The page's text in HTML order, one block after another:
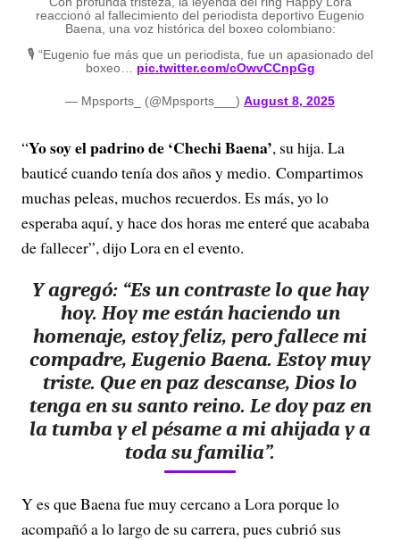
reaccionó al fallecimiento del periodista deportivo Eugenio
Baena, una voz histórica del boxeo colombiano:
🎙️ “Eugenio fue más que un periodista, fue un apasionado del
boxeo… pic.twitter.com/cOwvCCnpGg
— Mpsports_ (@Mpsports___) August 8, 2025
“Yo soy el padrino de ‘Chechi Baena’, su hija. La
bauticé cuando tenía dos años y medio. Compartimos
muchas peleas, muchos recuerdos. Es más, yo lo
esperaba aquí, y hace dos horas me enteré que acababa
de fallecer”, dijo Lora en el evento.
Y agregó: “Es un contraste lo que hay
hoy. Hoy me están haciendo un
homenaje, estoy feliz, pero fallece mi
compadre, Eugenio Baena. Estoy muy
triste. Que en paz descanse, Dios lo
tenga en su santo reino. Le doy paz en
la tumba y el pésame a mi ahijada y a
toda su familia”.
Y es que Baena fue muy cercano a Lora porque lo
acompañó a lo largo de su carrera, pues cubrió sus